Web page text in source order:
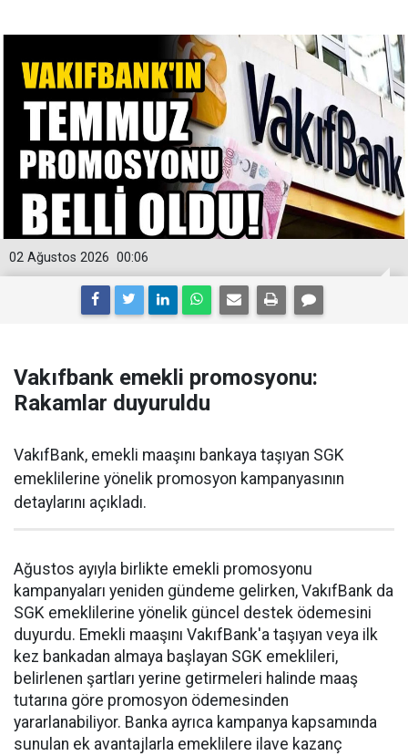
00:06
02 Ağustos 2026
Vakıfbank emekli promosyonu:
Rakamlar duyuruldu
VakıfBank, emekli maaşını bankaya taşıyan SGK
emeklilerine yönelik promosyon kampanyasının
detaylarını açıkladı.
Ağustos ayıyla birlikte emekli promosyonu
kampanyaları yeniden gündeme gelirken, VakıfBank da
SGK emeklilerine yönelik güncel destek ödemesini
duyurdu. Emekli maaşını VakıfBank'a taşıyan veya ilk
kez bankadan almaya başlayan SGK emeklileri,
belirlenen şartları yerine getirmeleri halinde maaş
tutarına göre promosyon ödemesinden
yararlanabiliyor. Banka ayrıca kampanya kapsamında
sunulan ek avantajlarla emeklilere ilave kazanç